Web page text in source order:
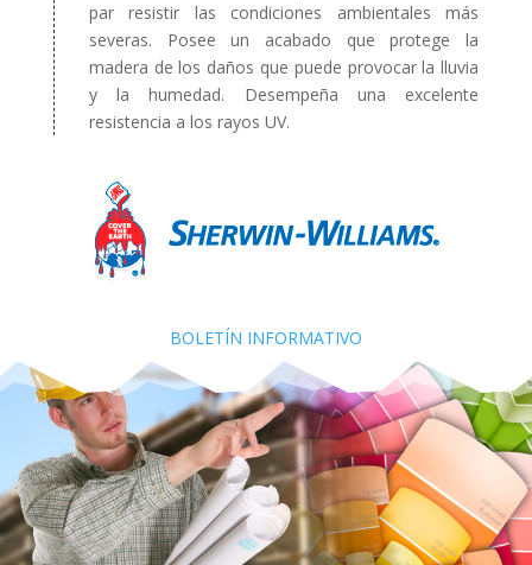
par resistir las condiciones ambientales más
severas. Posee un acabado que protege la
madera de los daños que puede provocar la lluvia
y la humedad. Desempeña una excelente
resistencia a los rayos UV.
BOLETÍN INFORMATIVO